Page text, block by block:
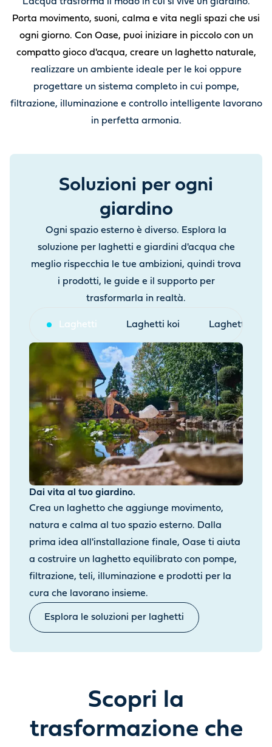
L’acqua trasforma il modo in cui si vive un giardino.
Porta movimento, suoni, calma e vita negli spazi che usi
ogni giorno. Con Oase, puoi iniziare in piccolo con un
compatto gioco d'acqua, creare un laghetto naturale,
realizzare un ambiente ideale per le koi oppure
progettare un sistema completo in cui pompe,
filtrazione, illuminazione e controllo intelligente lavorano
in perfetta armonia.
Soluzioni per ogni
giardino
Ogni spazio esterno è diverso. Esplora la
soluzione per laghetti e giardini d'acqua che
meglio rispecchia le tue ambizioni, quindi trova
i prodotti, le guide e il supporto per
trasformarla in realtà.
Laghetti Laghetti koi Laghetti
Dai vita al tuo giardino.
Crea un laghetto che aggiunge movimento,
natura e calma al tuo spazio esterno. Dalla
prima idea all'installazione finale, Oase ti aiuta
a costruire un laghetto equilibrato con pompe,
filtrazione, teli, illuminazione e prodotti per la
cura che lavorano insieme.
Esplora le soluzioni per laghetti
Scopri la
trasformazione che